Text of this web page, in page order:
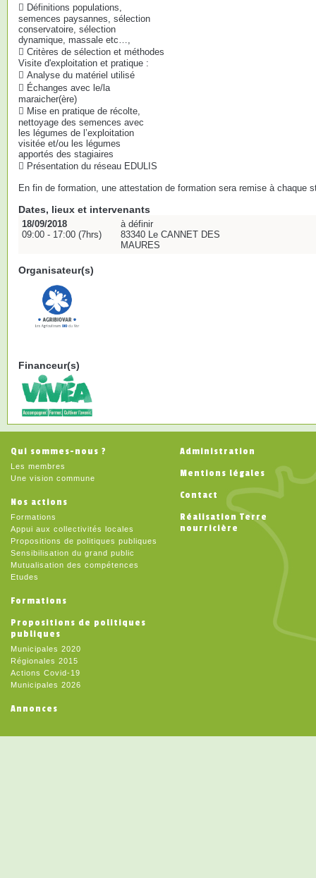
 Définitions populations,
semences paysannes, sélection
conservatoire, sélection
dynamique, massale etc…,
 Critères de sélection et méthodes
Visite d'exploitation et pratique :
 Analyse du matériel utilisé
 Échanges avec le/la
maraicher(ère)
 Mise en pratique de récolte,
nettoyage des semences avec
les légumes de l’exploitation
visitée et/ou les légumes
apportés des stagiaires
 Présentation du réseau EDULIS
En fin de formation, une attestation de formation sera remise à chaque
Dates, lieux et intervenants
18/09/2018
09:00 - 17:00 (7hrs)
à définir
83340 Le CANNET DES
MAURES
Organisateur(s)
Financeur(s)
Qui sommes-nous ?
Les membres
Une vision commune
Nos actions
Formations
Appui aux collectivités locales
Propositions de politiques publiques
Sensibilisation du grand public
Mutualisation des compétences
Etudes
Formations
Propositions de politiques
publiques
Municipales 2020
Régionales 2015
Actions Covid-19
Municipales 2026
Annonces
Administration
Mentions légales
Contact
Réalisation Terre
nourricière